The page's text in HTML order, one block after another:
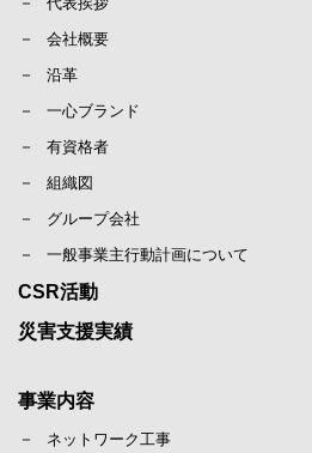
会社概要
沿革
一心ブランド
有資格者
組織図
グループ会社
一般事業主行動計画について
CSR活動
災害支援実績
事業内容
ネットワーク工事